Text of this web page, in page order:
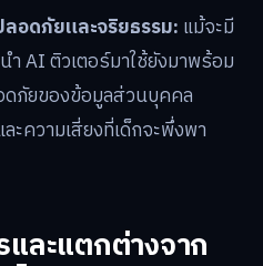
อดภัยและจริยธรรม: แม้จะมี
ำ AI ติวเตอร์มาใช้ยังมาพร้อม
ภัยของข้อมูลส่วนบุคคล
ะความเสี่ยงที่เด็กจะพึ่งพา
และแตกต่างจาก